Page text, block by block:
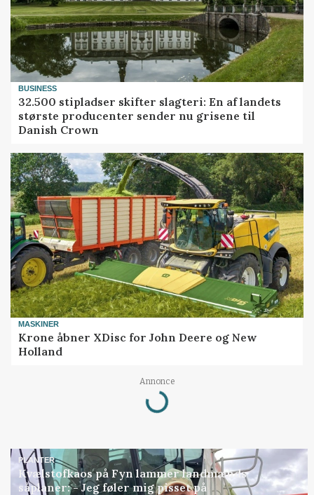
BUSINESS
32.500 stipladser skifter slagteri: En af landets
største producenter sender nu grisene til
Danish Crown
MASKINER
Krone åbner XDisc for John Deere og New
Holland
Annonce
Loading...
PLANTER
Kvælstofkaos på Fyn lammer landmænds
såplaner: - Jeg føler mig pisset på